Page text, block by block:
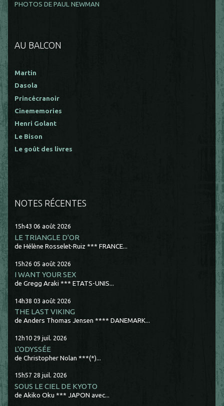
PHOTOS DE PAUL NEWMAN
AU BALCON
Martin
Dasola
Princécranoir
Cinememories
Henri Golant
Le Bison
Le goût des livres
NOTES RÉCENTES
15h43 06 août 2026
LE TRIANGLE D'OR
de Hélène Rosselet-Ruiz *** FRANCE...
15h26 05 août 2026
I WANT YOUR SEX
de Gregg Araki *** ETATS-UNIS...
14h38 03 août 2026
THE LAST VIKING
de Anders Thomas Jensen **** DANEMARK...
12h10 29 juil. 2026
L'ODYSSÉE
de Christopher Nolan ***(*)...
15h57 28 juil. 2026
SOUS LE CIEL DE KYOTO
de Akiko Oku *** JAPON avec...